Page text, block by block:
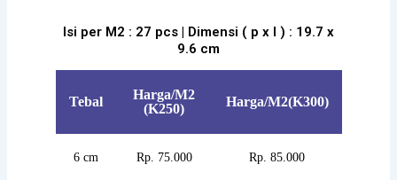
Isi per M2 : 27 pcs | Dimensi ( p x l ) : 19.7 x
9.6 cm
Tebal
Harga/M2
(K250)
Harga/M2(K300)
6 cm Rp. 75.000 Rp. 85.000